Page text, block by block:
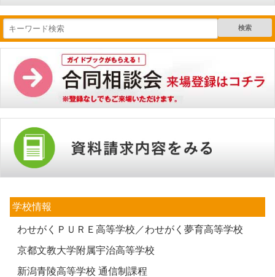
検索
学校情報
わせがくＰＵＲＥ高等学校／わせがく夢育高等学校
京都文教大学附属宇治高等学校
新潟青陵高等学校 通信制課程